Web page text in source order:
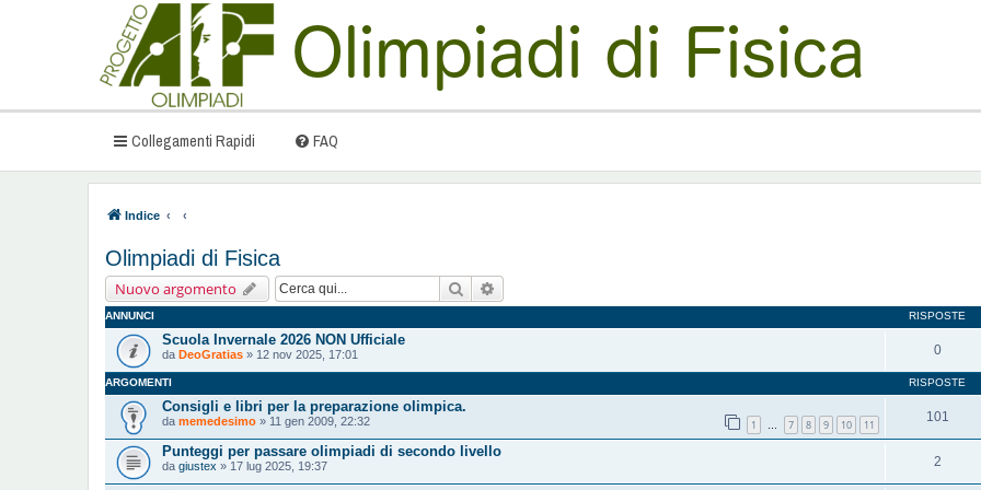
Collegamenti Rapidi FAQ
Indice
Olimpiadi di Fisica
Nuovo argomento Cerca
ANNUNCI RISPOSTE
Scuola Invernale 2026 NON Ufficiale
da DeoGratias » 12 nov 2025, 17:01 0
ARGOMENTI RISPOSTE
Consigli e libri per la preparazione olimpica.
da memedesimo » 11 gen 2009, 22:32 1 … 7 8 9 10 11
101
Punteggi per passare olimpiadi di secondo livello
da giustex » 17 lug 2025, 19:37 2